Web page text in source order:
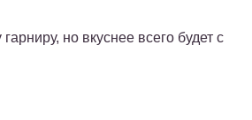
но вкуснее всего будет с